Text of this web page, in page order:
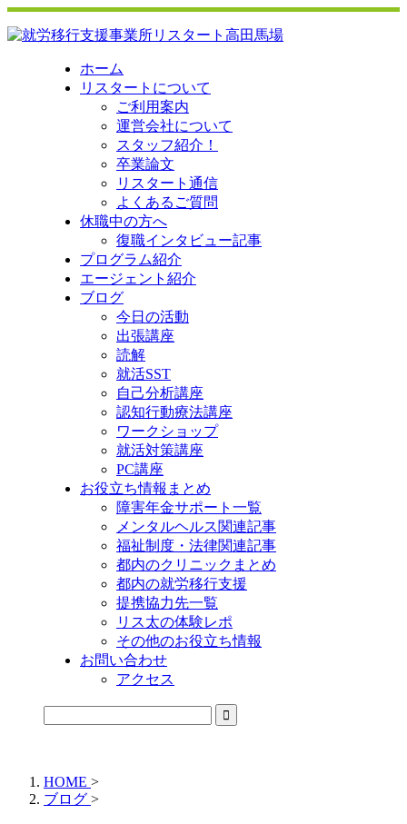
ホーム
リスタートについて
ご利用案内
運営会社について
スタッフ紹介！
卒業論文
リスタート通信
よくあるご質問
休職中の方へ
復職インタビュー記事
プログラム紹介
エージェント紹介
ブログ
今日の活動
出張講座
読解
就活SST
自己分析講座
認知行動療法講座
ワークショップ
就活対策講座
PC講座
お役立ち情報まとめ
障害年金サポート一覧
メンタルヘルス関連記事
福祉制度・法律関連記事
都内のクリニックまとめ
都内の就労移行支援
提携協力先一覧
リス太の体験レポ
その他のお役立ち情報
お問い合わせ
アクセス
HOME >
ブログ >